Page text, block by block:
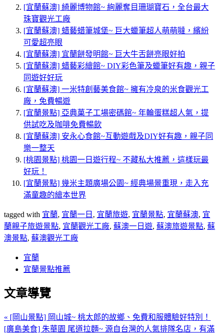
[宜蘭蘇澳] 綺麗博物館~ 絢麗奪目珊瑚寶石，全台最大
珠寶觀光工廠
[宜蘭蘇澳] 蜡藝蜡筆城堡~ 巨大蠟筆超人萌萌噠，繽紛
可愛超亮眼
[宜蘭蘇澳] 宜蘭餅發明館~ 巨大牛舌餅亮眼好拍
[宜蘭蘇澳] 蜡藝彩繪館~ DIY彩色筆及蠟筆好有趣，親子
同遊好好玩
[宜蘭蘇澳] 一米特創藝美食館~ 擁有冷泉的米食觀光工
廠，免費暢遊
[宜蘭景點] 亞典菓子工場密碼館~ 年輪蛋糕超人氣，提
供試吃及咖啡免費暢飲
[宜蘭蘇澳] 安永心食館~互動遊戲及DIY好有趣，親子同
樂一整天
[桃園景點] 桃園一日遊行程~ 不藏私大推薦，這樣玩最
好玩！
[宜蘭景點] 幾米主題廣場公園~ 經典場景重現，走入充
滿童趣的繪本世界
tagged with 宜蘭, 宜蘭一日 , 宜蘭旅遊, 宜蘭景點, 宜蘭蘇澳, 宜
蘭親子旅遊景點, 宜蘭觀光工廠, 蘇澳一日遊, 蘇澳旅遊景點, 蘇
澳景點, 蘇澳觀光工廠
宜蘭
宜蘭景點推薦
文章導覽
« [岡山景點] 岡山城~ 桃太郎的故鄉、免費和服體驗好特別！
[廣島美食] 朱華園 尾道拉麵~ 源自台灣的人氣排隊名店，有滿